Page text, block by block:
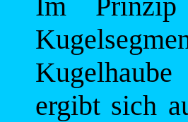
ergibt sich